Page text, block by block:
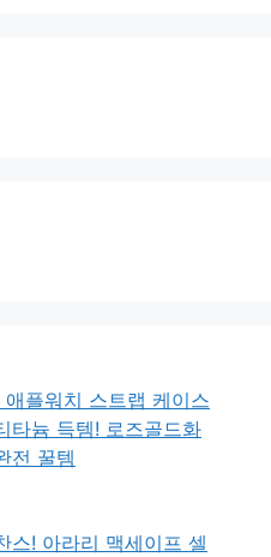
애플워치 스트랩 케이스
타늄 득템! 로즈골드화
전 꿀템
스! 아라리 맥세이프 셀